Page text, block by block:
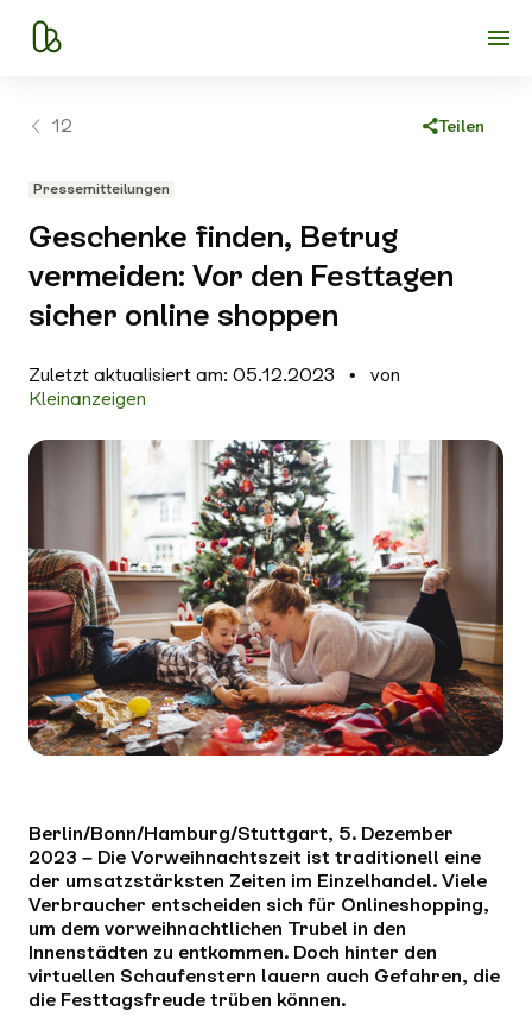
12 Teilen
Pressemitteilungen
Geschenke finden, Betrug
vermeiden: Vor den Festtagen
sicher online shoppen
Zuletzt aktualisiert am: 05.12.2023
von
Kleinanzeigen
Berlin/Bonn/Hamburg/Stuttgart, 5. Dezember
2023 – Die Vorweihnachtszeit ist traditionell eine
der umsatzstärksten Zeiten im Einzelhandel. Viele
Verbraucher entscheiden sich für Onlineshopping,
um dem vorweihnachtlichen Trubel in den
Innenstädten zu entkommen. Doch hinter den
virtuellen Schaufenstern lauern auch Gefahren, die
die Festtagsfreude trüben können.